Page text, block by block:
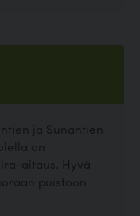
ja Sunantien
on
aitaus. Hyvä
puistoon